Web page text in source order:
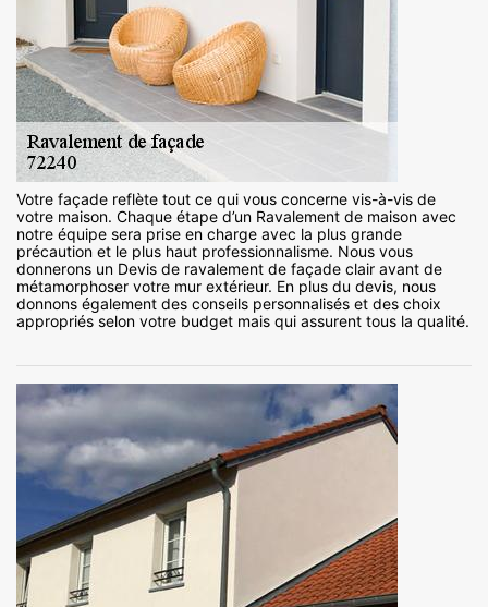
Votre façade reflète tout ce qui vous concerne vis-à-vis de
votre maison. Chaque étape d’un Ravalement de maison avec
notre équipe sera prise en charge avec la plus grande
précaution et le plus haut professionnalisme. Nous vous
donnerons un Devis de ravalement de façade clair avant de
métamorphoser votre mur extérieur. En plus du devis, nous
donnons également des conseils personnalisés et des choix
appropriés selon votre budget mais qui assurent tous la qualité.